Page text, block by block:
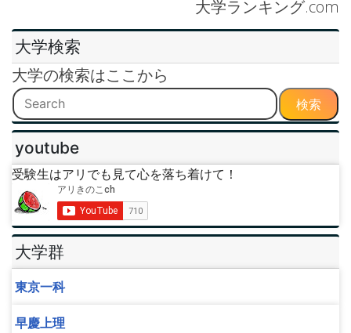
大学ランキング.com
大学検索
大学の検索はここから
検索
youtube
受験生はアリでも見て心を落ち着けて！
大学群
東京一科
早慶上理